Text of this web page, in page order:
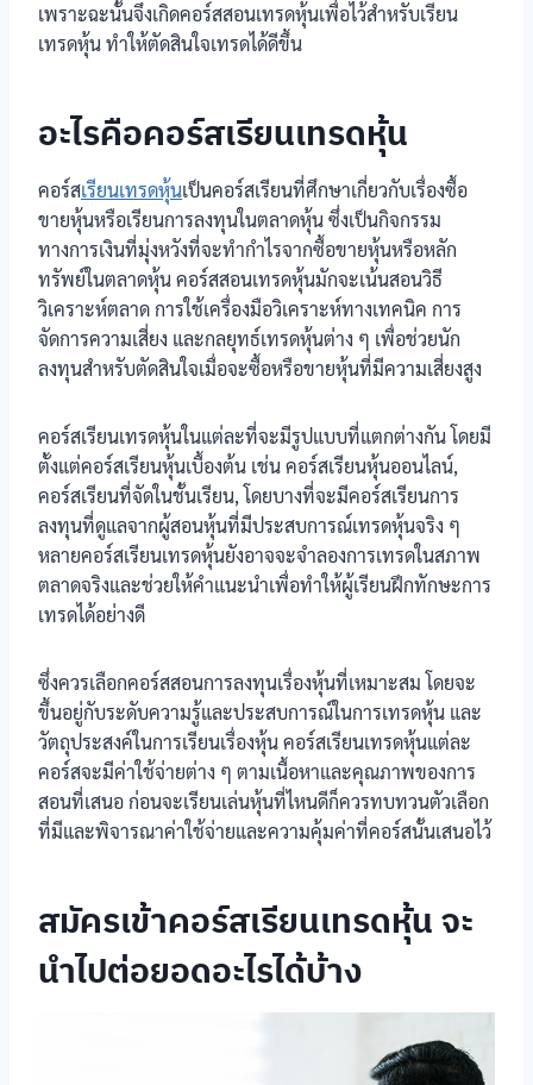
เพราะฉะนั้นจึงเกิดคอร์สสอนเทรดหุ้นเพื่อไว้สำหรับเรียน
เทรดหุ้น ทำให้ตัดสินใจเทรดได้ดีขึ้น
อะไรคือคอร์สเรียนเทรดหุ้น
คอร์สเรียนเทรดหุ้นเป็นคอร์สเรียนที่ศึกษาเกี่ยวกับเรื่องซื้อ
ขายหุ้นหรือเรียนการลงทุนในตลาดหุ้น ซึ่งเป็นกิจกรรม
ทางการเงินที่มุ่งหวังที่จะทำกำไรจากซื้อขายหุ้นหรือหลัก
ทรัพย์ในตลาดหุ้น คอร์สสอนเทรดหุ้นมักจะเน้นสอนวิธี
วิเคราะห์ตลาด การใช้เครื่องมือวิเคราะห์ทางเทคนิค การ
จัดการความเสี่ยง และกลยุทธ์เทรดหุ้นต่าง ๆ เพื่อช่วยนัก
ลงทุนสำหรับตัดสินใจเมื่อจะซื้อหรือขายหุ้นที่มีความเสี่ยงสูง
คอร์สเรียนเทรดหุ้นในแต่ละที่จะมีรูปแบบที่แตกต่างกัน โดยมี
ตั้งแต่คอร์สเรียนหุ้นเบื้องต้น เช่น คอร์สเรียนหุ้นออนไลน์,
คอร์สเรียนที่จัดในชั้นเรียน, โดยบางที่จะมีคอร์สเรียนการ
ลงทุนที่ดูแลจากผู้สอนหุ้นที่มีประสบการณ์เทรดหุ้นจริง ๆ
หลายคอร์สเรียนเทรดหุ้นยังอาจจะจำลองการเทรดในสภาพ
ตลาดจริงและช่วยให้คำแนะนำเพื่อทำให้ผู้เรียนฝึกทักษะการ
เทรดได้อย่างดี
ซึ่งควรเลือกคอร์สสอนการลงทุนเรื่องหุ้นที่เหมาะสม โดยจะ
ขึ้นอยู่กับระดับความรู้และประสบการณ์ในการเทรดหุ้น และ
วัตถุประสงค์ในการเรียนเรื่องหุ้น คอร์สเรียนเทรดหุ้นแต่ละ
คอร์สจะมีค่าใช้จ่ายต่าง ๆ ตามเนื้อหาและคุณภาพของการ
สอนที่เสนอ ก่อนจะเรียนเล่นหุ้นที่ไหนดีก็ควรทบทวนตัวเลือก
ที่มีและพิจารณาค่าใช้จ่ายและความคุ้มค่าที่คอร์สนั้นเสนอไว้
สมัครเข้าคอร์สเรียนเทรดหุ้น จะ
นำไปต่อยอดอะไรได้บ้าง